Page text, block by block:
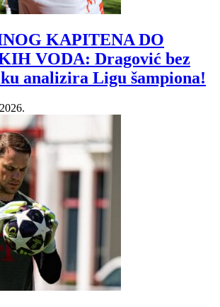
KAPITENA DO
VODA: Dragović bez
analizira Ligu šampiona!